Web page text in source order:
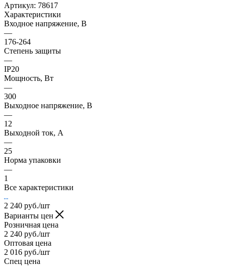
Артикул: 78617
Характеристики
Входное напряжение, В
—
176-264
Степень защиты
—
IP20
Мощность, Вт
—
300
Выходное напряжение, В
—
12
Выходной ток, А
—
25
Норма упаковки
—
1
Все характеристики
2 240 руб./шт
Варианты цен
Розничная цена
2 240 руб./шт
Оптовая цена
2 016 руб./шт
Спец цена